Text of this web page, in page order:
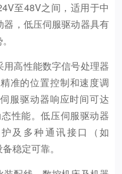
至48V之间，适用于中
，低压伺服驱动器具有
高性能数字信号处理器
准的位置控制和速度调
服驱动器响应时间可达
性能。低压伺服驱动器
及多种通讯接口（如
稳定可靠。